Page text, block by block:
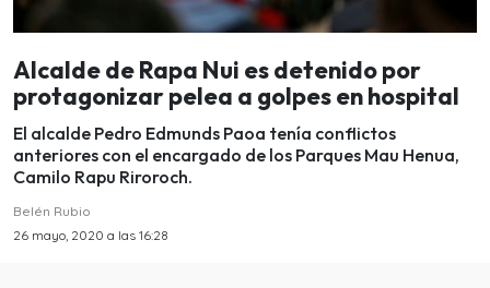
Alcalde de Rapa Nui es detenido por
protagonizar pelea a golpes en hospital
El alcalde Pedro Edmunds Paoa tenía conflictos
anteriores con el encargado de los Parques Mau Henua,
Camilo Rapu Riroroch.
Belén Rubio
26 mayo, 2020 a las 16:28